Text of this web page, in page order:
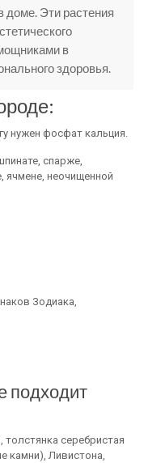
доме. Эти растения
в
здоровья.
нужен фосфат кальция.
спарже,
ячмене, неочищенной
Зодиака,
подходит
серебристая
камни), Ливистона,